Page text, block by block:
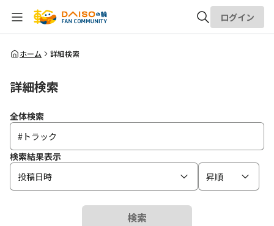
全体検索
ログイン
ホーム 詳細検索
詳細検索
全体検索
検索結果表示
投稿日時
昇順
検索